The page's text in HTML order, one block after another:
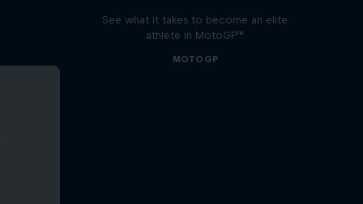
See what it takes to become an elite
athlete in MotoGP™
MOTOGP